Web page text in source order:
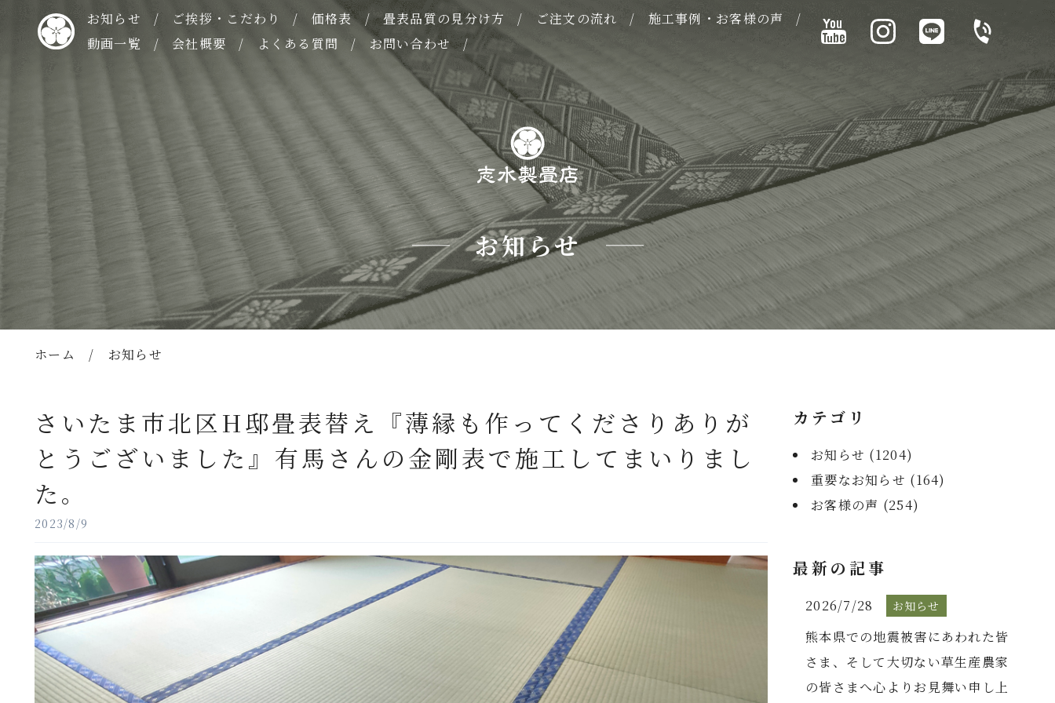
お知らせ ご挨拶・こだわり 価格表 畳表品質の見分け方 ご注文の流れ
施工事例・お客様の声
動画一覧
会社概要 よくある質問 お問い合わせ
お知らせ
ホーム / お知らせ
さいたま市北区H邸畳表替え『薄縁も作ってくださりありが
とうございました』有馬さんの金剛表で施工してまいりまし
た。
2023/8/9
カテゴリ
お知らせ (1204)
重要なお知らせ (164)
お客様の声 (254)
最新の記事
2026/7/28 お知らせ
熊本県での地震被害にあわれた皆
さま、そして大切ない草生産農家
の皆さまへ心よりお見舞い申し上